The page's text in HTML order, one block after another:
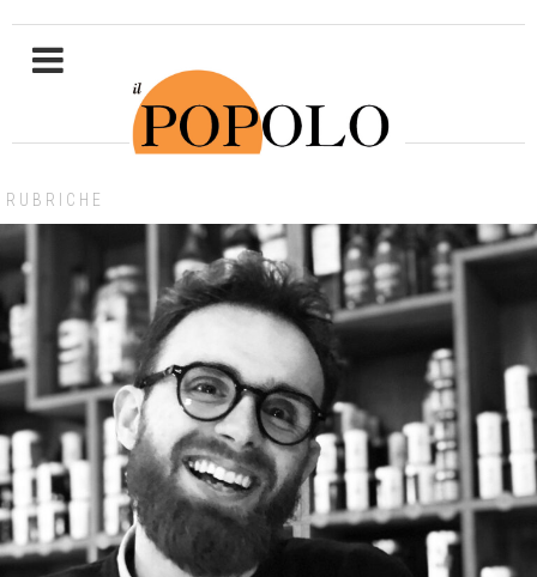
RUBRICHE